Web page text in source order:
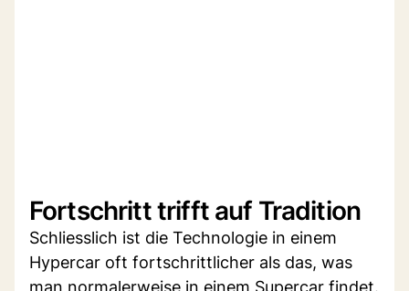
Fortschritt trifft auf Tradition
Schliesslich ist die Technologie in einem
Hypercar oft fortschrittlicher als das, was
man normalerweise in einem Supercar findet.